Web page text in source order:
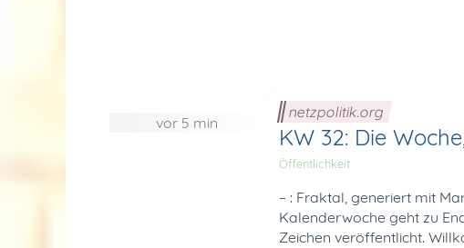
vor 5 min
netzpolitik.org
KW 32: Die
Öffentlichkeit
– : Fraktal, generiert mit
Kalenderwoche geht zu
Zeichen veröffentlicht.